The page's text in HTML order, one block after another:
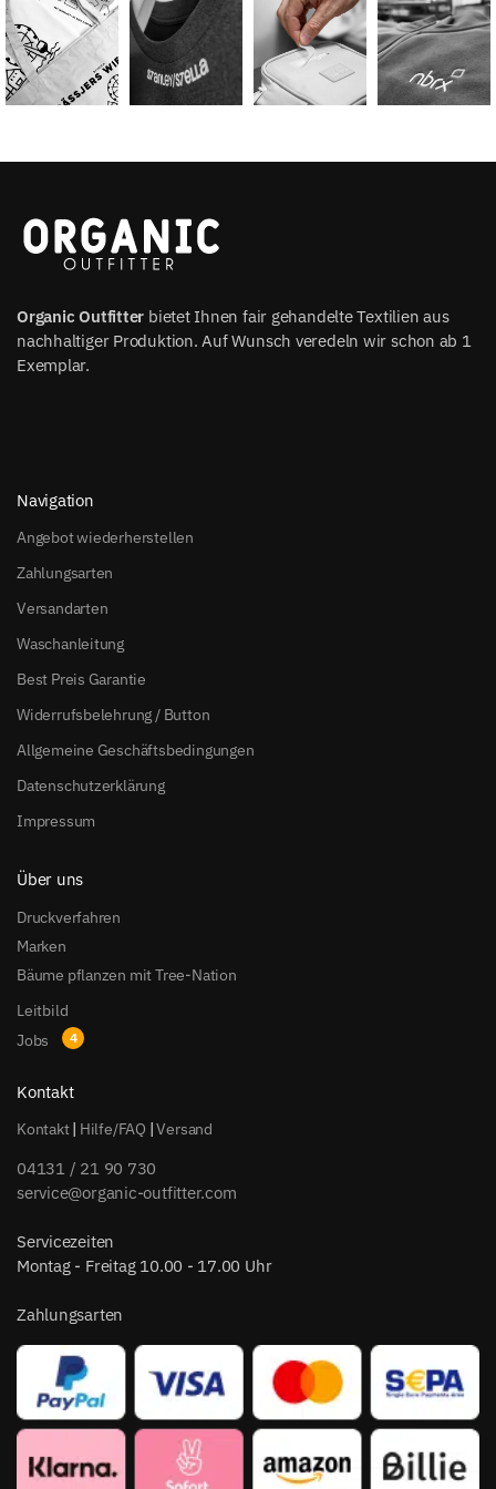
Organic Outfitter bietet Ihnen fair gehandelte Textilien aus
nachhaltiger Produktion. Auf Wunsch veredeln wir schon ab 1
Exemplar.
Navigation
Angebot wiederherstellen
Zahlungsarten
Versandarten
Waschanleitung
Best Preis Garantie
Widerrufsbelehrung / Button
Allgemeine Geschäftsbedingungen
Datenschutzerklärung
Impressum
Über uns
Druckverfahren
Marken
Bäume pflanzen mit Tree-Nation
Leitbild
Jobs
Kontakt
Kontakt| Hilfe/FAQ |Versand
04131 / 21 90 730
service@organic-outfitter.com
Servicezeiten
Montag - Freitag 10.00 - 17.00 Uhr
Zahlungsarten